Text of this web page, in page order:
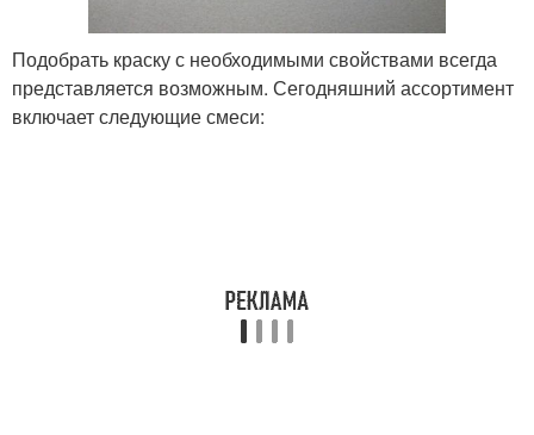
Подобрать краску с необходимыми свойствами всегда
представляется возможным. Сегодняшний ассортимент
включает следующие смеси: